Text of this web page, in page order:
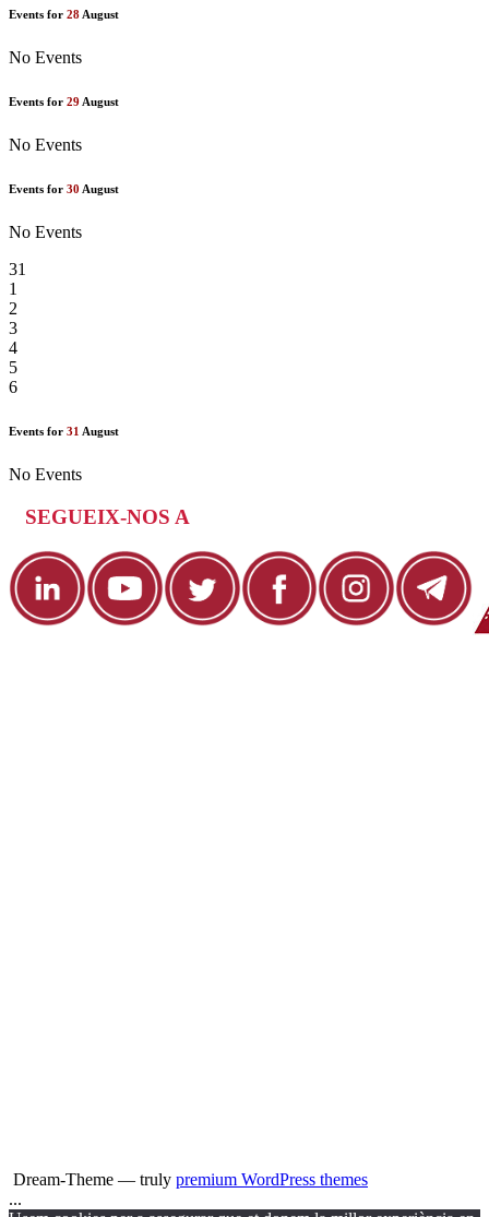
Events for 28 August
No Events
Events for 29 August
No Events
Events for 30 August
No Events
31
1
2
3
4
5
6
Events for 31 August
No Events
SEGUEIX-NOS A
Dream-Theme — truly premium WordPress themes
...